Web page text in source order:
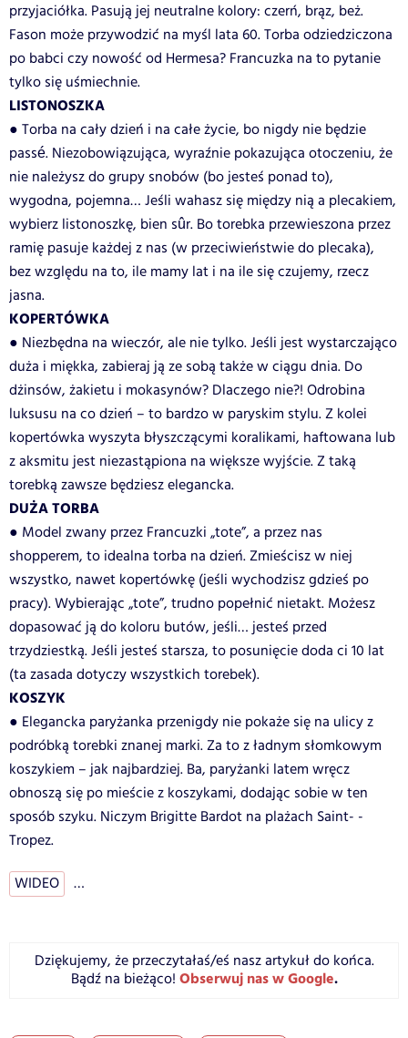
przyjaciółka. Pasują jej neutralne kolory: czerń, brąz, beż.
Fason może przywodzić na myśl lata 60. Torba odziedziczona
po babci czy nowość od Hermesa? Francuzka na to pytanie
tylko się uśmiechnie.
LISTONOSZKA
● Torba na cały dzień i na całe życie, bo nigdy nie będzie
passé. Niezobowiązująca, wyraźnie pokazująca otoczeniu, że
nie należysz do grupy snobów (bo jesteś ponad to),
wygodna, pojemna… Jeśli wahasz się między nią a plecakiem,
wybierz listonoszkę, bien sûr. Bo torebka przewieszona przez
ramię pasuje każdej z nas (w przeciwieństwie do plecaka),
bez względu na to, ile mamy lat i na ile się czujemy, rzecz
jasna.
KOPERTÓWKA
● Niezbędna na wieczór, ale nie tylko. Jeśli jest wystarczająco
duża i miękka, zabieraj ją ze sobą także w ciągu dnia. Do
dżinsów, żakietu i mokasynów? Dlaczego nie?! Odrobina
luksusu na co dzień – to bardzo w paryskim stylu. Z kolei
kopertówka wyszyta błyszczącymi koralikami, haftowana lub
z aksmitu jest niezastąpiona na większe wyjście. Z taką
torebką zawsze będziesz elegancka.
DUŻA TORBA
● Model zwany przez Francuzki „tote”, a przez nas
shopperem, to idealna torba na dzień. Zmieścisz w niej
wszystko, nawet kopertówkę (jeśli wychodzisz gdzieś po
pracy). Wybierając „tote”, trudno popełnić nietakt. Możesz
dopasować ją do koloru butów, jeśli… jesteś przed
trzydziestką. Jeśli jesteś starsza, to posunięcie doda ci 10 lat
(ta zasada dotyczy wszystkich torebek).
KOSZYK
● Elegancka paryżanka przenigdy nie pokaże się na ulicy z
podróbką torebki znanej marki. Za to z ładnym słomkowym
koszykiem – jak najbardziej. Ba, paryżanki latem wręcz
obnoszą się po mieście z koszykami, dodając sobie w ten
sposób szyku. Niczym Brigitte Bardot na plażach Saint- -
Tropez.
WIDEO …
Dziękujemy, że przeczytałaś/eś nasz artykuł do końca.
Bądź na bieżąco! Obserwuj nas w Google.